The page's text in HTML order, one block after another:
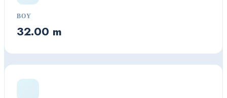
BOY
32.00 m